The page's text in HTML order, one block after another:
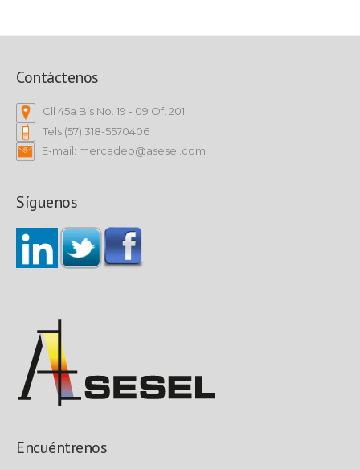
Contáctenos
Cll 45a Bis No. 19 - 09 Of. 201
Tels (57) 318-5570406
E-mail: mercadeo@asesel.com
Síguenos
Encuéntrenos